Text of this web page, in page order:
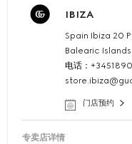
IBIZA
Spain Ibiza 20
Balearic Islands
电话：
门店预约
专卖店详情